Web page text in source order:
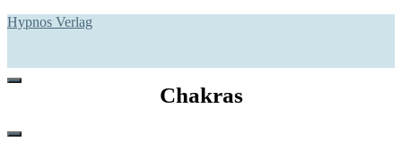
Hypnos Verlag
Chakras